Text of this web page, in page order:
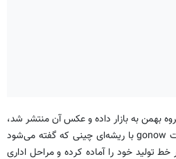
بهمن به بازار داده و عكس آن منتشر شد،
هم اینك خبرها از ورود وانتی دیگر به بازار در آینده‌ای نزدیك حكایت دارد. وانت gonow با ریشه‌ای چینی كه گفته می‌شود
تولید خود را آماده كرده و مراحل اداری